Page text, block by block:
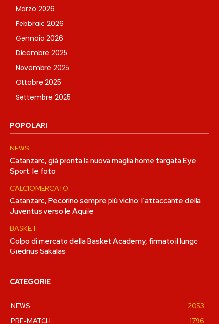
Marzo 2026
Febbraio 2026
Gennaio 2026
Dicembre 2025
Novembre 2025
Ottobre 2025
Settembre 2025
POPOLARI
NEWS
Catanzaro, già pronta la nuova maglia home targata Eye
Sport: le foto
CALCIOMERCATO
Catanzaro, Pecorino sempre più vicino: l’attaccante della
Juventus verso le Aquile
BASKET
Colpo di mercato della Basket Academy, firmato il lungo
Giedrius Sakalas
CATEGORIE
NEWS
2053
PRE-MATCH
1796